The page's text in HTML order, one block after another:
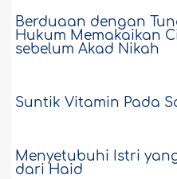
Berduaan dengan
Hukum Memakaikan
sebelum Akad Nikah
Suntik Vitamin Pada
Menyetubuhi Istri
dari Haid